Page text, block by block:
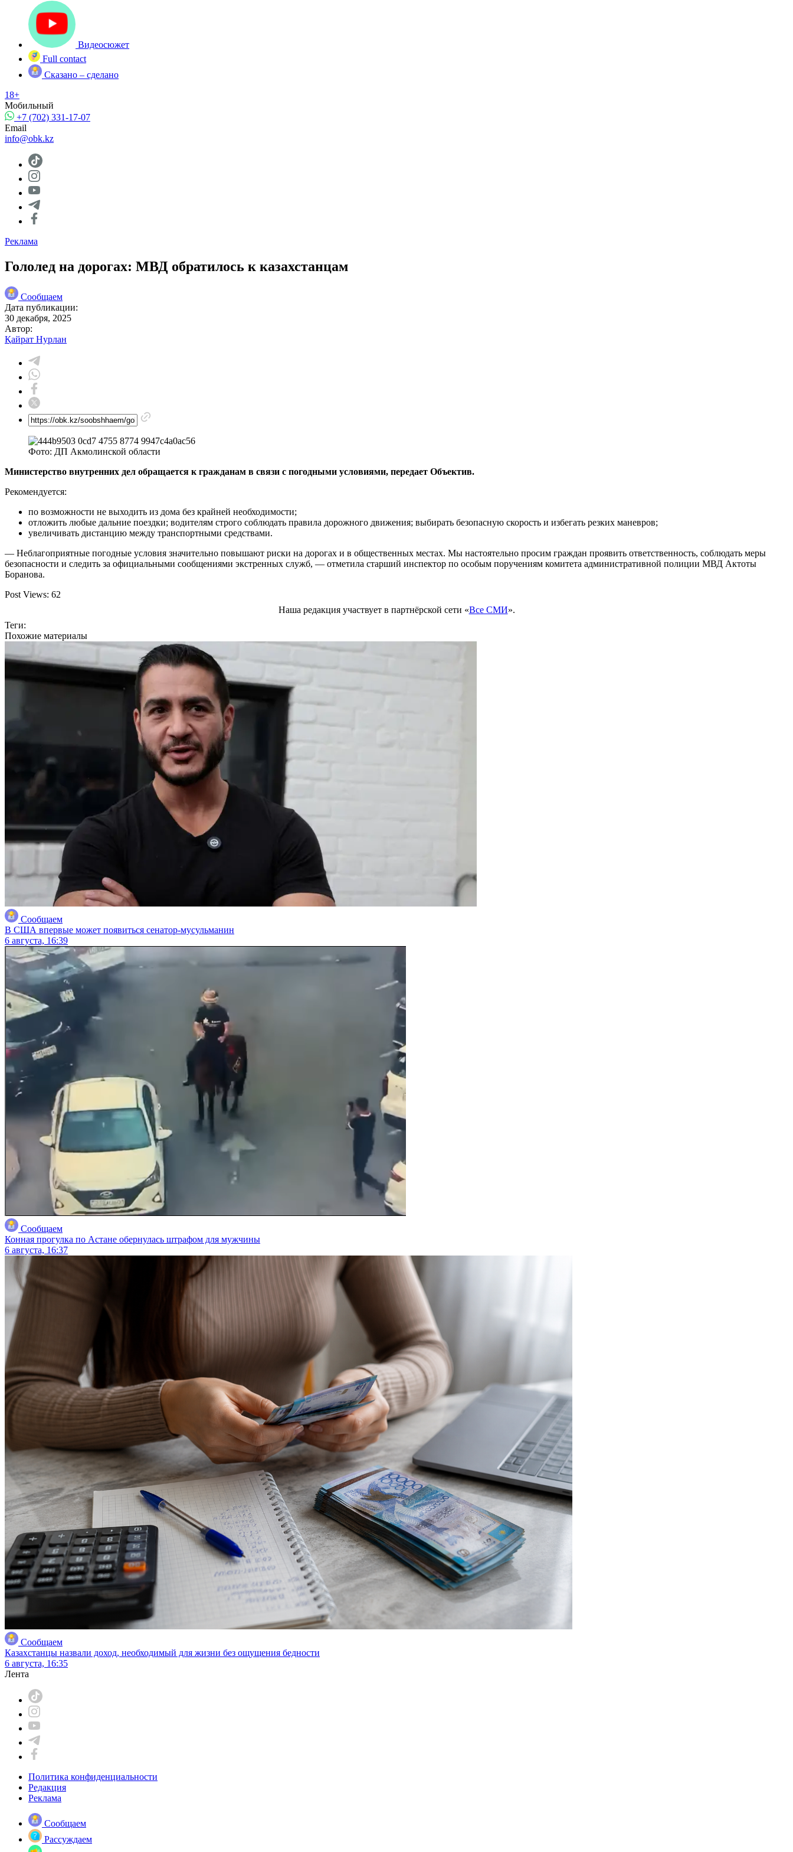
Видеосюжет
Full contact
Сказано – сделано
18+
Мобильный
+7 (702) 331-17-07
Email
info@obk.kz
Реклама
Гололед на дорогах: МВД обратилось к казахстанцам
Сообщаем
Дата публикации:
30 декабря, 2025
Автор:
Қайрат Нурлан
Фото: ДП Акмолинской области
Министерство внутренних дел обращается к гражданам в связи с погодными условиями, передает Объектив.
Рекомендуется:
по возможности не выходить из дома без крайней необходимости;
отложить любые дальние поездки; водителям строго соблюдать правила дорожного движения; выбирать безопасную скорость и избегать резких маневров;
увеличивать дистанцию между транспортными средствами.
— Неблагоприятные погодные условия значительно повышают риски на дорогах и в общественных местах. Мы настоятельно просим граждан проявить ответственность, соблюдать меры
безопасности и следить за официальными сообщениями экстренных служб, — отметила старший инспектор по особым поручениям комитета административной полиции МВД Актоты
Боранова.
Post Views: 62
Наша редакция участвует в партнёрской сети «Все СМИ».
Теги:
Похожие материалы
Сообщаем
В США впервые может появиться сенатор-мусульманин
6 августа, 16:39
Сообщаем
Конная прогулка по Астане обернулась штрафом для мужчины
6 августа, 16:37
Сообщаем
Казахстанцы назвали доход, необходимый для жизни без ощущения бедности
6 августа, 16:35
Лента
Политика конфиденциальности
Редакция
Реклама
Сообщаем
Рассуждаем